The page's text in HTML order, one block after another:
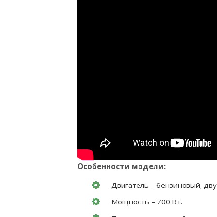
Особенности модели:
Двигатель – бензиновый,
Мощность – 700 Вт.